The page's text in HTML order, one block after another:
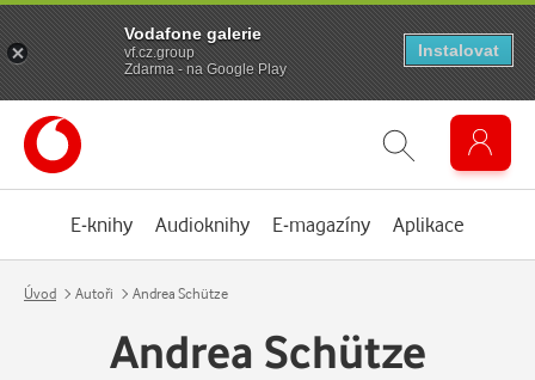
E-knihy Audioknihy E-magazíny Aplikace
Úvod Autoři Andrea Schütze
Andrea Schütze
Vodafone galerie
vf.cz.group
Zdarma - na Google Play
Instalovat